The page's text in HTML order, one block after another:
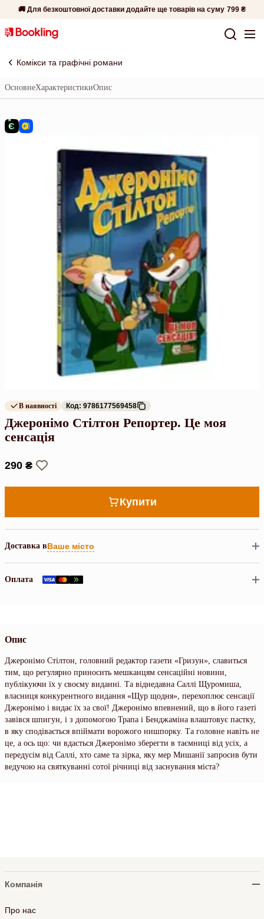
🚚 Для безкоштовної доставки додайте ще товарів на суму 799 ₴
Комікси та графічні романи
ОсновнеХарактеристикиОпис
В наявності Код: 9786177569458
Джеронімо Стілтон Репортер. Це моя
сенсація
290 ₴
Купити
Доставка вВаше місто
Оплата
Опис
Джеронімо Стілтон, головний редактор газети «Гризун», славиться
тим, що регулярно приносить мешканцям сенсаційні новини,
публікуючи їх у своєму виданні. Та віднедавна Саллі Щуромиша,
власниця конкурентного видання «Щур щодня», перехоплює сенсації
Джеронімо і видає їх за свої! Джеронімо впевнений, що в його газеті
завівся шпигун, і з допомогою Трапа і Бенджаміна влаштовує пастку,
в яку сподівається впіймати ворожого нишпорку. Та головне навіть не
це, а ось що: чи вдасться Джеронімо зберегти в таємниці від усіх, а
передусім від Саллі, хто саме та зірка, яку мер Мишанії запросив бути
ведучою на святкуванні сотої річниці від заснування міста?
Компанія
Про нас